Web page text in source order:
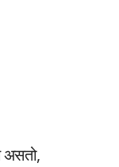
असतो,